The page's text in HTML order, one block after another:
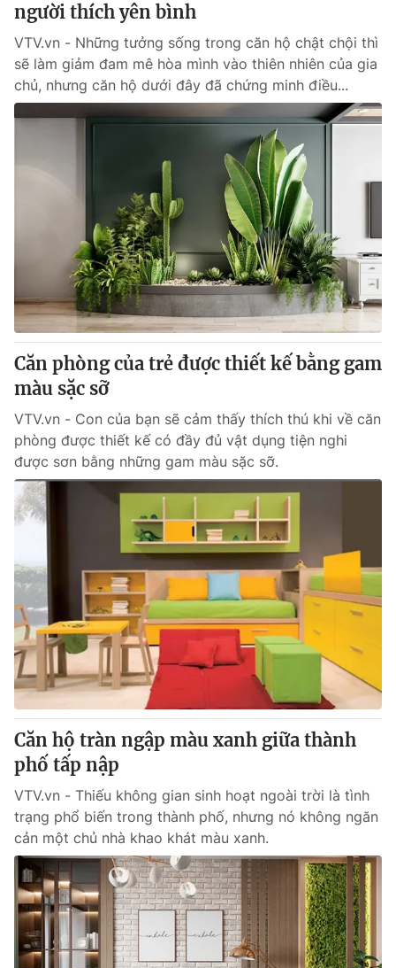
người thích yên bình
VTV.vn - Những tưởng sống trong căn hộ chật chội thì
sẽ làm giảm đam mê hòa mình vào thiên nhiên của gia
chủ, nhưng căn hộ dưới đây đã chứng minh điều...
Căn phòng của trẻ được thiết kế bằng gam
màu sặc sỡ
VTV.vn - Con của bạn sẽ cảm thấy thích thú khi về căn
phòng được thiết kế có đầy đủ vật dụng tiện nghi
được sơn bằng những gam màu sặc sỡ.
Căn hộ tràn ngập màu xanh giữa thành
phố tấp nập
VTV.vn - Thiếu không gian sinh hoạt ngoài trời là tình
trạng phổ biến trong thành phố, nhưng nó không ngăn
cản một chủ nhà khao khát màu xanh.